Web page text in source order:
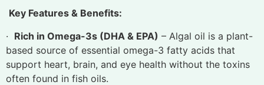
Key Features & Benefits:
· Rich in Omega-3s (DHA & EPA) – Algal oil is a plant-
based source of essential omega-3 fatty acids that
support heart, brain, and eye health without the toxins
often found in fish oils.